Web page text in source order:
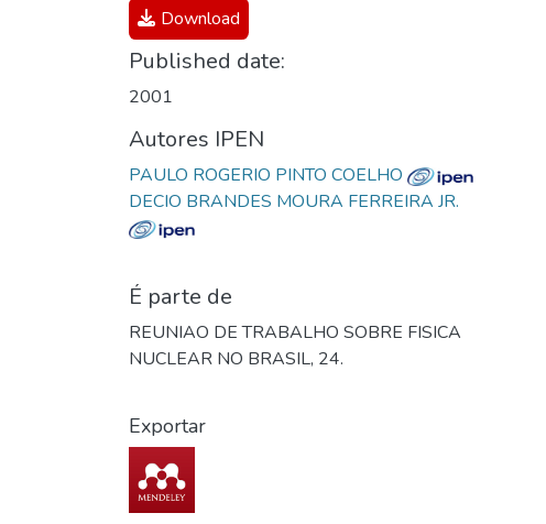
Download
Published date:
2001
Autores IPEN
PAULO ROGERIO PINTO COELHO
DECIO BRANDES MOURA FERREIRA JR.
É parte de
REUNIAO DE TRABALHO SOBRE FISICA
NUCLEAR NO BRASIL, 24.
Exportar